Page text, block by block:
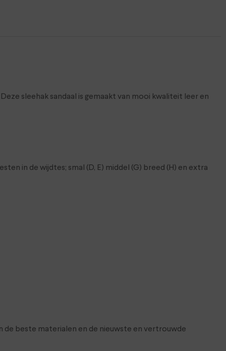
sleehak sandaal is gemaakt van mooi kwaliteit leer en
in de wijdtes; smal (D, E) middel (G) breed (H) en extra
beste materialen en de nieuwste en vertrouwde